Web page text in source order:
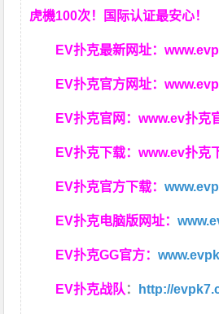
虎機100次！国际认证最安心！
EV扑克最新网址：
EV扑克官方网址：
EV扑克官网：www.ev扑克
EV扑克下载：www.ev扑克
EV扑克官方下载：
EV扑克电脑版网址：
EV扑克GG官方：
EV扑克战队 ： http://